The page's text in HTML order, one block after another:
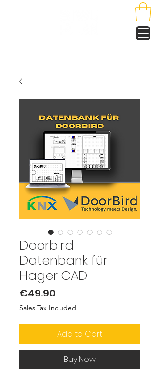
Doorbird
Datenbank für
Hager CAD
€49.90
Sales Tax Included
Add to Cart
Buy Now